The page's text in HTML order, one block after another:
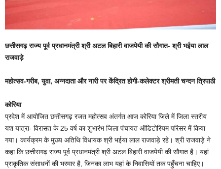
छत्तीसगढ़ राज्य पूर्व प्रधानमंत्री श्री अटल बिहारी वाजपेयी की सौगात- श्री भईया लाल
राजवाड़े
महोत्सव-गरीब, युवा, अन्नदाता और नारी पर केंद्रित होगी-कलेक्टर श्रीमती चन्दन त्रिपाठी
कोरिया
प्रदेश में आयोजित छत्तीसगढ़ रजत महोत्सव अंतर्गत आज कोरिया जिले में जिला स्तरीय
यश यात्रा- विरासत के 25 वर्ष का शुभारंभ जिला पंचायत ऑडिटोरियम परिसर में किया
गया। कार्यक्रम के मुख्य अतिथि विधायक श्री भईया लाल राजवाड़े रहे। श्री राजवाड़े ने
कहा कि छत्तीसगढ़ राज्य पूर्व प्रधानमंत्री श्री अटल बिहारी वाजपेयी की सौगात है। यहां
प्राकृतिक संसाधनों की भरमार है, जिनका लाभ यहां के निवासियों तक पहुँचना चाहिए।